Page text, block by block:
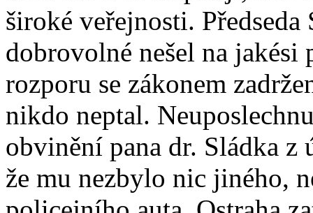
široké veřejnosti.
dobrovolné nešel na
rozporu se zákonem
nikdo neptal.
obvinění pana dr. Sládka z
že mu nezbylo nic jiného,